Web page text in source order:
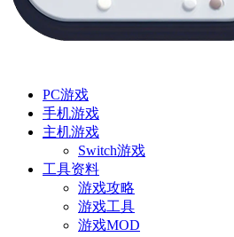
PC游戏
手机游戏
主机游戏
Switch游戏
工具资料
游戏攻略
游戏工具
游戏MOD